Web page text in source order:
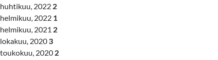
huhtikuu, 2022 2
helmikuu, 2022 1
helmikuu, 2021 2
lokakuu, 2020 3
toukokuu, 2020 2